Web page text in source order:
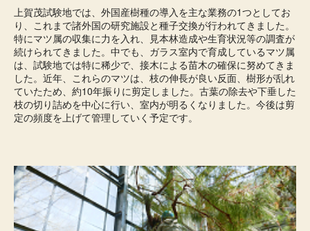
日
上賀茂試験地では、外国産樹種の導入を主な業務の1つとしてお
り、これまで諸外国の研究施設と種子交換が行われてきました。
特にマツ属の収集に力を入れ、見本林造成や生育状況等の調査が
続けられてきました。中でも、ガラス室内で育成しているマツ属
は、試験地では特に稀少で、接木による苗木の確保に努めてきま
した。近年、これらのマツは、枝の伸長が良い反面、樹形が乱れ
ていたため、約10年振りに剪定しました。古葉の除去や下垂した
枝の切り詰めを中心に行い、室内が明るくなりました。今後は剪
定の頻度を上げて管理していく予定です。